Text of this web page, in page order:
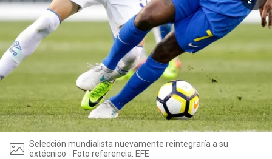
Selección mundialista nuevamente reintegraría a su
extécnico - Foto referencia: EFE